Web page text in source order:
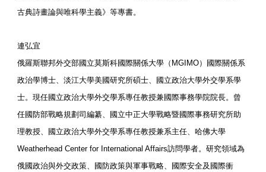
古典詩畫論與唯科學主義》等專書。
連弘宜
俄羅斯聯邦外交部國立莫斯科國際關係大學（MGIMO）國際關係系
政治學博士、淡江大學美國研究所碩士、國立政治大學外交學系學
士。現任國立政治大學外交學系專任教授兼國際事務學院院長。曾
任國防部戰略規劃司編纂、國立中正大學戰略暨國際事務研究所助
理教授、國立政治大學外交學系專任教授兼系主任、哈佛大學
Weatherhead Center for International Affairs訪問學者。研究領域為
俄國政治與外交政策、國防政策與軍事戰略、國際安全及國際衝